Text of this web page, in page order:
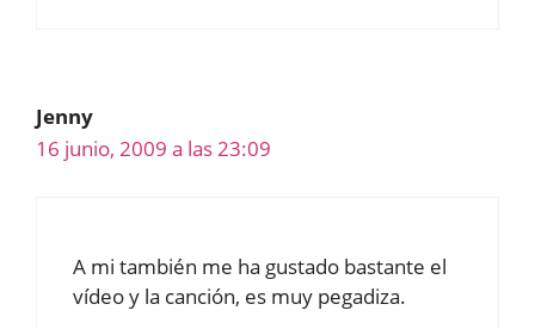
Jenny
16 junio, 2009 a las 23:09
A mi también me ha gustado bastante el
vídeo y la canción, es muy pegadiza.